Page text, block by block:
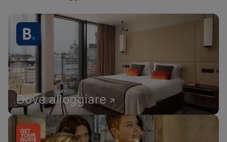
Dove alloggiare